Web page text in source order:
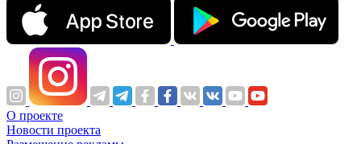
О проекте
Новости проекта